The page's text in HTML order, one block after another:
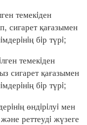
темекiден
сигарет қағазымен
бiр түрi;
темекiден
сигарет қағазымен
бiр түрi;
өндiрiлуi мен
реттеудi жүзеге